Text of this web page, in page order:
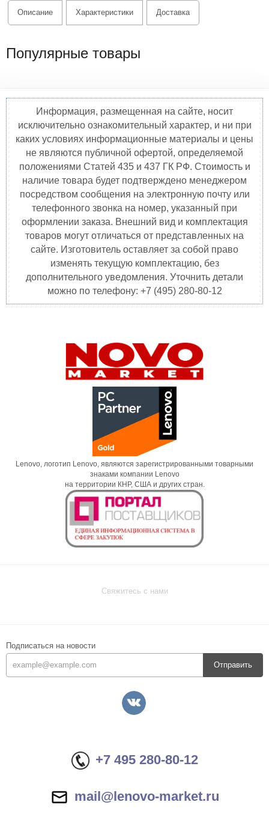
Описание Характеристики Доставка
Популярные товары
Информация, размещенная на сайте, носит
исключительно ознакомительный характер, и ни при
каких условиях информационные материалы и цены
не являются публичной офертой, определяемой
положениями Статей 435 и 437 ГК РФ. Стоимость и
наличие товара будет подтверждено менеджером
посредством сообщения на электронную почту или
телефонного звонка на номер, указанный при
оформлении заказа. Внешний вид и комплектация
товаров могут отличаться от представленных на
сайте. Изготовитель оставляет за собой право
изменять текущую комплектацию, без
дополнительного уведомления. Уточнить детали
можно по телефону: +7 (495) 280-80-12
Lenovo, логотип Lenovo, являются зарегистрированными товарными
знаками компании Lenovo
на территории КНР, США и других стран.
Свяжитесь с нами
Подписаться на новости
Отправить
+7 495 280-80-12
mail@lenovo-market.ru